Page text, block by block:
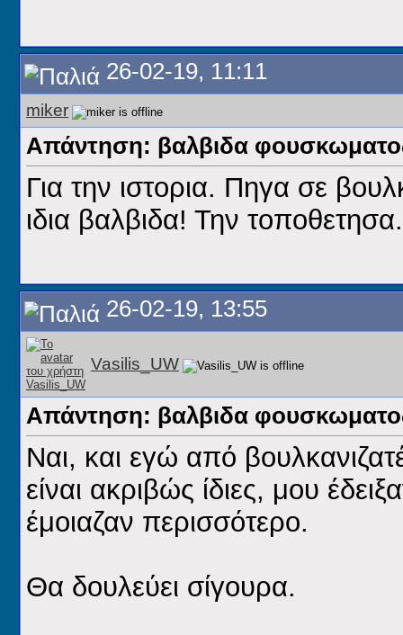
26-02-19, 11:11
miker
Απάντηση: βαλβιδα
Για την ιστορια. Πηγα σε
ιδια βαλβιδα! Την
26-02-19, 13:55
Vasilis_UW
Απάντηση: βαλβιδα
Ναι, και εγώ από
είναι ακριβώς ίδιες, μου
έμοιαζαν περισσότερο.
Θα δουλεύει σίγουρα.